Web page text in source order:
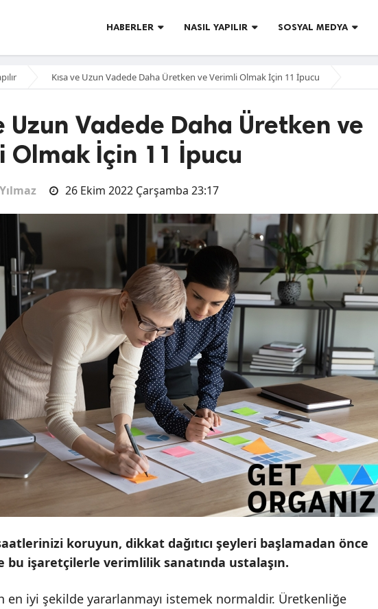
HABERLER NASIL YAPILIR SOSYAL MEDYA
Kısa ve Uzun Vadede Daha Üretken ve Verimli Olmak İçin 11 İpucu
Uzun Vadede Daha Üretken ve
Olmak İçin 11 İpucu
26 Ekim 2022 Çarşamba 23:17
koruyun, dikkat dağıtıcı şeyleri başlamadan önce
bu işaretçilerle verimlilik sanatında ustalaşın.
en iyi şekilde yararlanmayı istemek normaldir. Üretkenliğe